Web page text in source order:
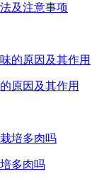
及注意事项
原因及其作用
多肉吗